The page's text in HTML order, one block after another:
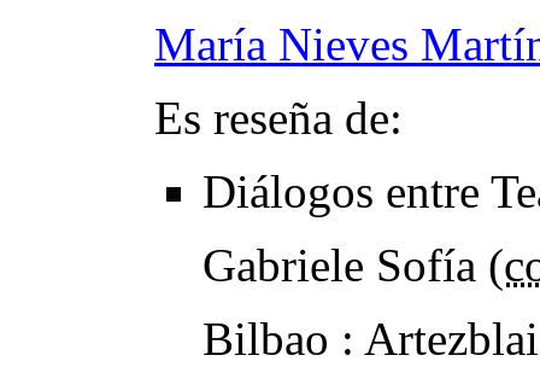
María Nieves
Es reseña de:
Diálogos entre
Gabriele Sofía (
Bilbao :